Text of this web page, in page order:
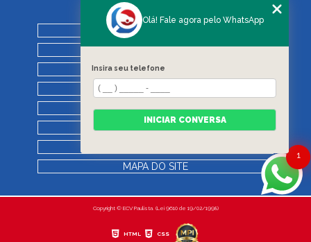
MENU
QUEM SOMOS
SERVIÇOS
BLOG
REGRAS DE VISTORIA
MAPA DO SITE
Copyright © ECV Paulista. (Lei 9610 de 19/02/1998)
HTML CSS
1
Olá! Fale agora pelo WhatsApp
Insira seu telefone
INICIAR CONVERSA